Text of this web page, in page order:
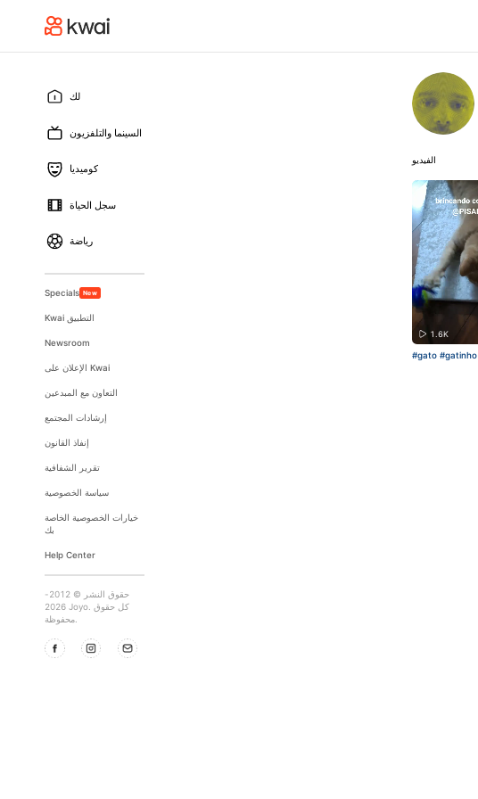
لك
السينما والتلفزيون
كوميديا
سجل الحياة
رياضة
Specials New
Kwai التطبيق
Newsroom
الإعلان على Kwai
التعاون مع المبدعين
إرشادات المجتمع
إنفاذ القانون
تقرير الشفافية
سياسة الخصوصية
خيارات الخصوصية الخاصة
بك
Help Center
حقوق النشر © 2012-
2026 Joyo. كل حقوق
الفيديو
1.6K
#gato #gatinho